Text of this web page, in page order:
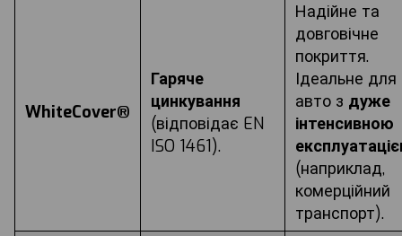
WhiteCover®
Гаряче
цинкування
(відповідає EN
ISO 1461).
Надійне та
довговічне
покриття.
Ідеальне для
авто з дуже
інтенсивною
(наприклад,
комерційний
транспорт).